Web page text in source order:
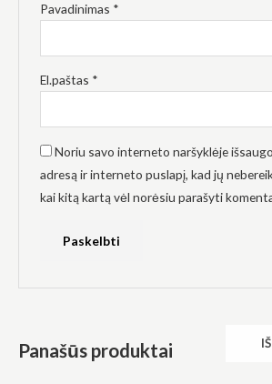
Pavadinimas *
El.paštas *
Noriu savo interneto naršyklėje
adresą ir interneto puslapį, kad jų
kai kitą kartą vėl norėsiu parašyti
Panašūs produktai